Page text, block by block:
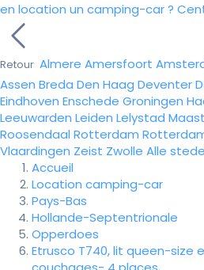
en location un camping-car ?
Retour Almere Amersfoort
Assen Breda Den Haag Deventer
Eindhoven Enschede Groningen
Leeuwarden Leiden Lelystad
Roosendaal Rotterdam
Vlaardingen Zeist Zwolle Alle
Accueil
Location camping-car
Pays-Bas
Hollande-Septentrionale
Opperdoes
Etrusco T740, lit queen-size